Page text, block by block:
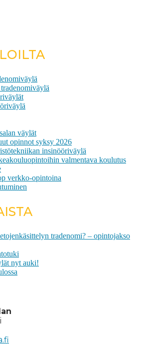
väylät
opinnot syksy 2026
insinööriväylä
valmentava koulutus
verkko-opintoina
tradenomi? – opintojakso
nyt auki!